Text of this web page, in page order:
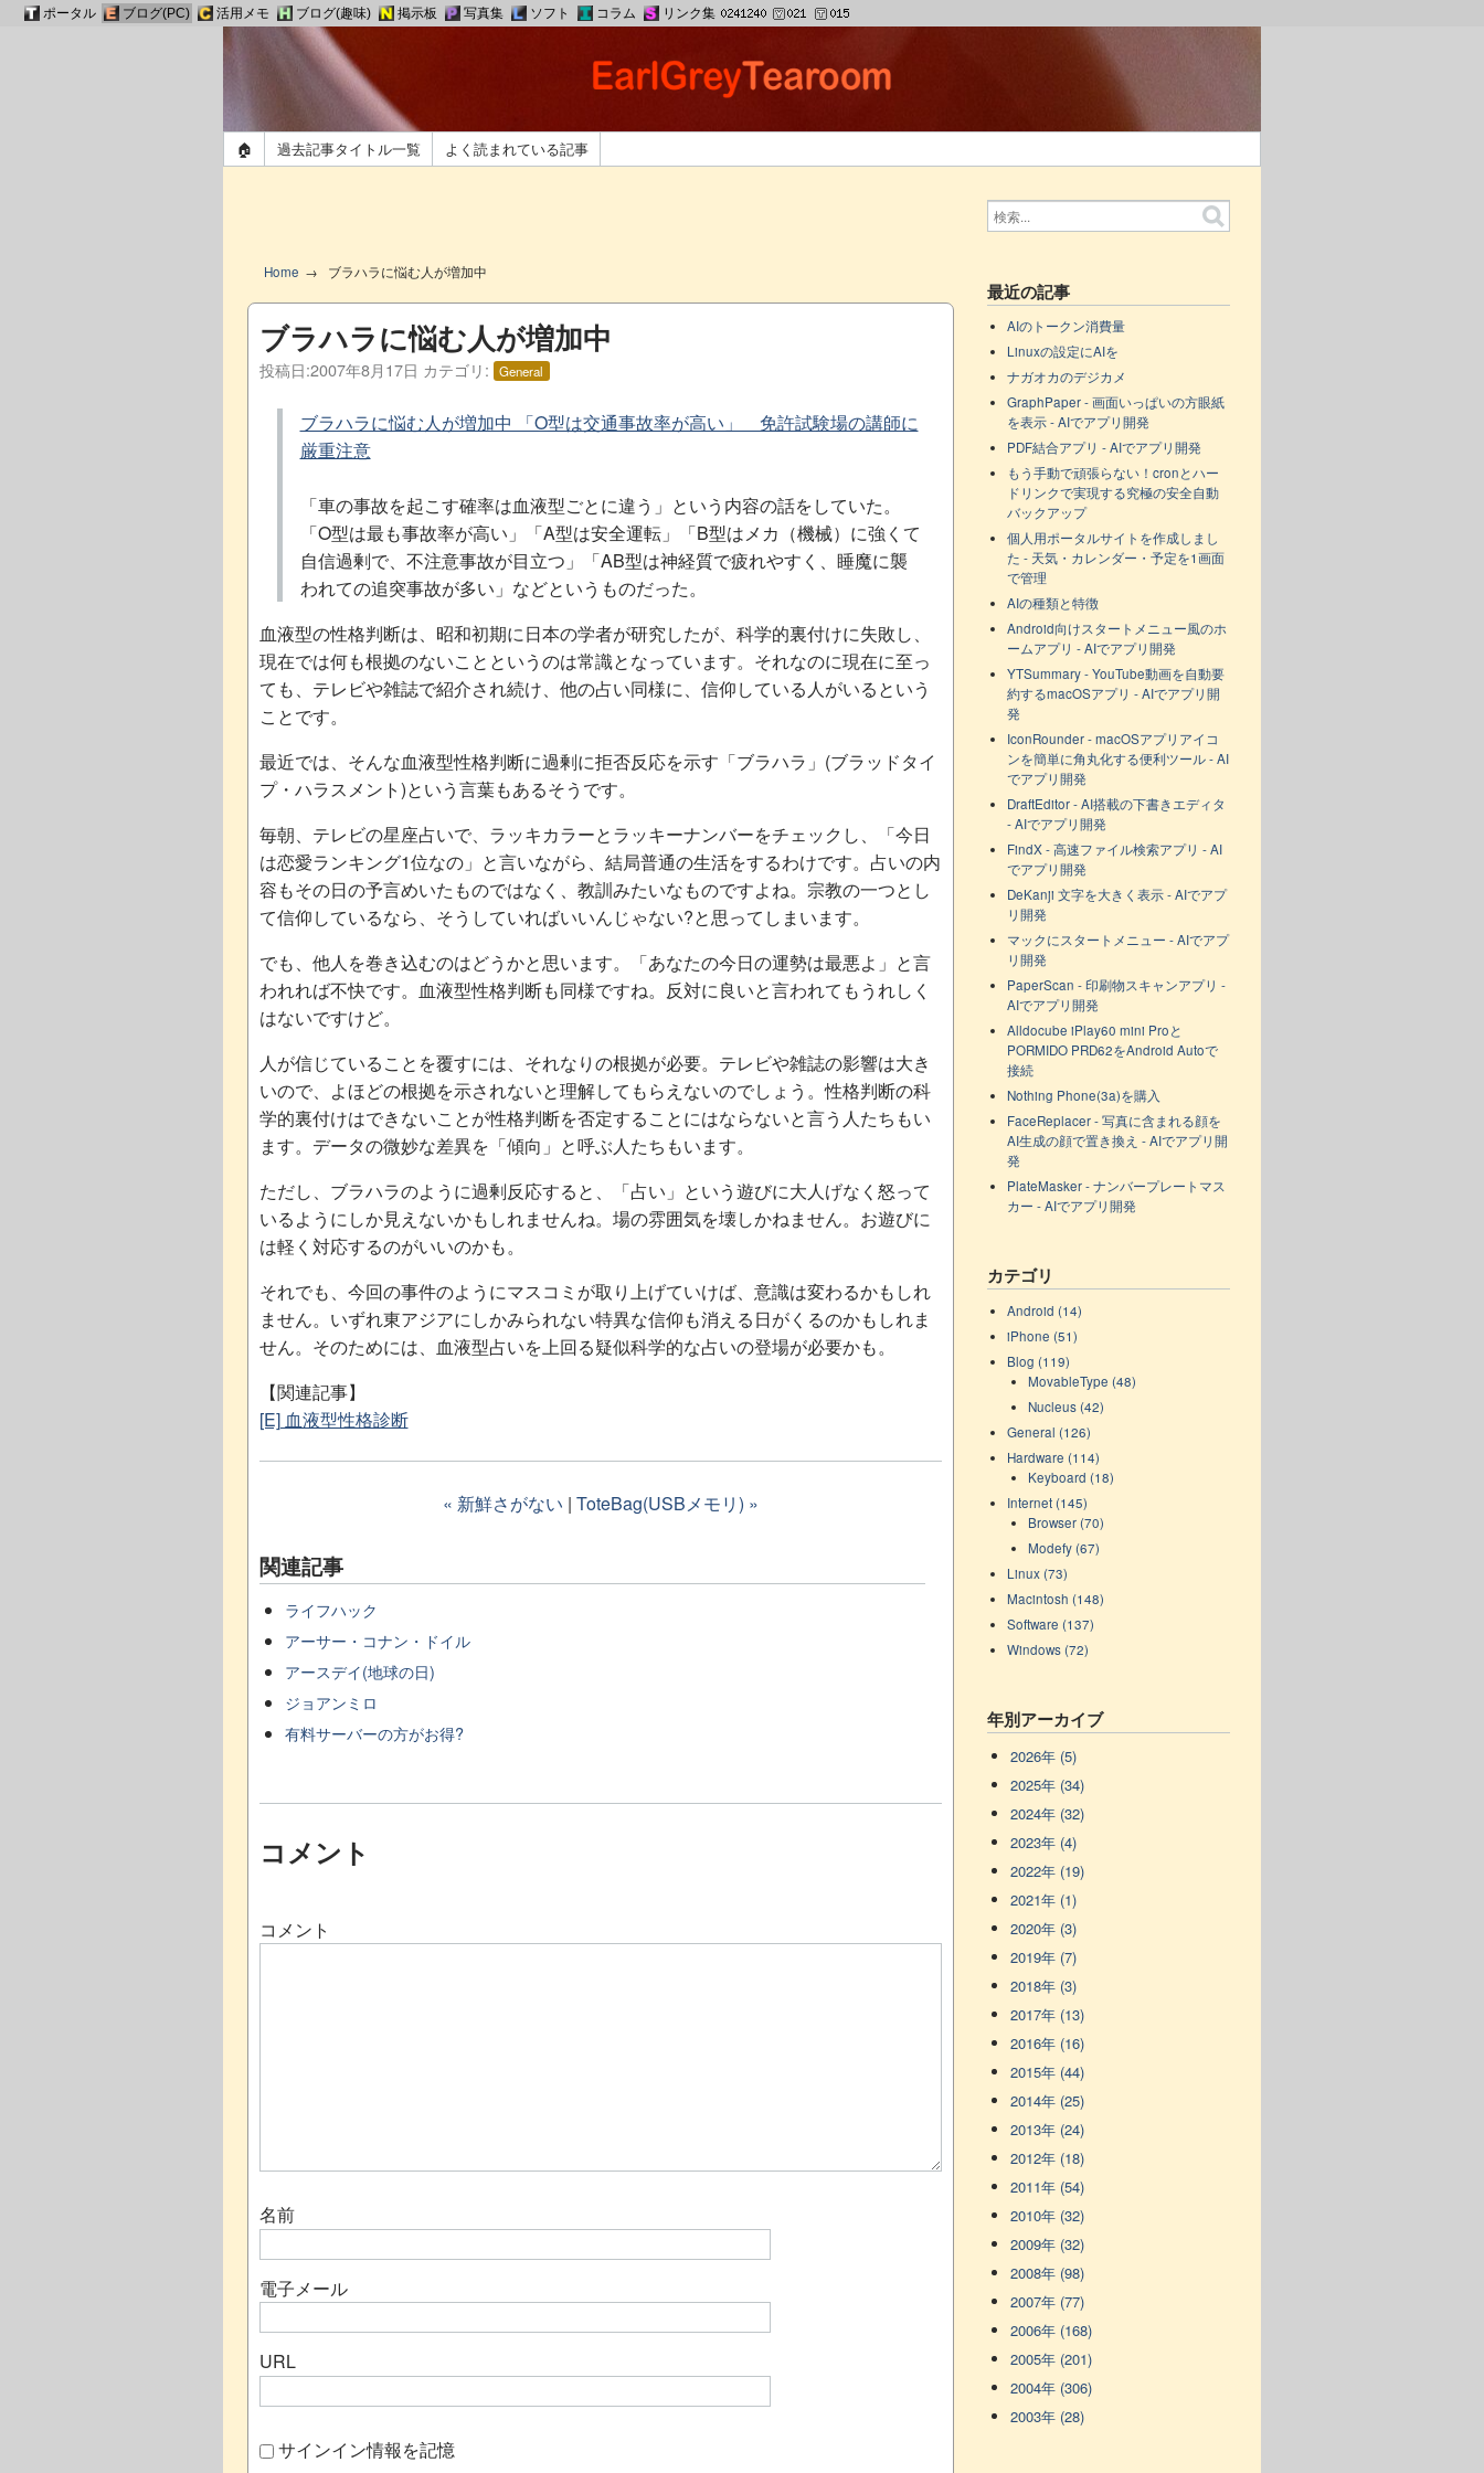
🏠 過去記事タイトル一覧 よく読まれている記事
Home ブラハラに悩む人が増加中
ブラハラに悩む人が増加中
投稿日:2007年8月17日 カテゴリ: General
ブラハラに悩む人が増加中 「O型は交通事故率が高い」 免許試験場の講師に
厳重注意
「車の事故を起こす確率は血液型ごとに違う」という内容の話をしていた。
「O型は最も事故率が高い」「A型は安全運転」「B型はメカ（機械）に強くて
自信過剰で、不注意事故が目立つ」「AB型は神経質で疲れやすく、睡魔に襲
われての追突事故が多い」などというものだった。
血液型の性格判断は、昭和初期に日本の学者が研究したが、科学的裏付けに失敗し、
現在では何も根拠のないことというのは常識となっています。それなのに現在に至っ
ても、テレビや雑誌で紹介され続け、他の占い同様に、信仰している人がいるという
ことです。
最近では、そんな血液型性格判断に過剰に拒否反応を示す「ブラハラ」(ブラッドタイ
プ・ハラスメント)という言葉もあるそうです。
毎朝、テレビの星座占いで、ラッキカラーとラッキーナンバーをチェックし、「今日
は恋愛ランキング1位なの」と言いながら、結局普通の生活をするわけです。占いの内
容もその日の予言めいたものではなく、教訓みたいなものですよね。宗教の一つとし
て信仰しているなら、そうしていればいいんじゃない?と思ってしまいます。
でも、他人を巻き込むのはどうかと思います。「あなたの今日の運勢は最悪よ」と言
われれば不快です。血液型性格判断も同様ですね。反対に良いと言われてもうれしく
はないですけど。
人が信じていることを覆すには、それなりの根拠が必要。テレビや雑誌の影響は大き
いので、よほどの根拠を示されないと理解してもらえないのでしょう。性格判断の科
学的裏付けはできないことが性格判断を否定することにはならないと言う人たちもい
ます。データの微妙な差異を「傾向」と呼ぶ人たちもいます。
ただし、ブラハラのように過剰反応すると、「占い」という遊びに大人げなく怒って
いるようにしか見えないかもしれませんね。場の雰囲気を壊しかねません。お遊びに
は軽く対応するのがいいのかも。
それでも、今回の事件のようにマスコミが取り上げていけば、意識は変わるかもしれ
ません。いずれ東アジアにしかみられない特異な信仰も消える日がくるのかもしれま
せん。そのためには、血液型占いを上回る疑似科学的な占いの登場が必要かも。
【関連記事】
[E] 血液型性格診断
« 新鮮さがない | ToteBag(USBメモリ) »
関連記事
ライフハック
アーサー・コナン・ドイル
アースデイ(地球の日)
ジョアンミロ
有料サーバーの方がお得?
コメント
コメント
名前
電子メール
URL
サインイン情報を記憶
最近の記事
AIのトークン消費量
Linuxの設定にAIを
ナガオカのデジカメ
GraphPaper - 画面いっぱいの方眼紙
を表示 - AIでアプリ開発
PDF結合アプリ - AIでアプリ開発
もう手動で頑張らない！cronとハー
ドリンクで実現する究極の安全自動
バックアップ
個人用ポータルサイトを作成しまし
た - 天気・カレンダー・予定を1画面
で管理
AIの種類と特徴
Android向けスタートメニュー風のホ
ームアプリ - AIでアプリ開発
YTSummary - YouTube動画を自動要
約するmacOSアプリ - AIでアプリ開
発
IconRounder - macOSアプリアイコ
ンを簡単に角丸化する便利ツール - AI
でアプリ開発
DraftEditor - AI搭載の下書きエディタ
- AIでアプリ開発
FindX - 高速ファイル検索アプリ - AI
でアプリ開発
DeKanji 文字を大きく表示 - AIでアプ
リ開発
マックにスタートメニュー - AIでアプ
リ開発
PaperScan - 印刷物スキャンアプリ -
AIでアプリ開発
Alldocube iPlay60 mini Proと
PORMIDO PRD62をAndroid Autoで
接続
Nothing Phone(3a)を購入
FaceReplacer - 写真に含まれる顔を
AI生成の顔で置き換え - AIでアプリ開
発
PlateMasker - ナンバープレートマス
カー - AIでアプリ開発
カテゴリ
Android (14)
iPhone (51)
Blog (119)
MovableType (48)
Nucleus (42)
General (126)
Hardware (114)
Keyboard (18)
Internet (145)
Browser (70)
Modefy (67)
Linux (73)
Macintosh (148)
Software (137)
Windows (72)
年別アーカイブ
2026年 (5)
2025年 (34)
2024年 (32)
2023年 (4)
2022年 (19)
2021年 (1)
2020年 (3)
2019年 (7)
2018年 (3)
2017年 (13)
2016年 (16)
2015年 (44)
2014年 (25)
2013年 (24)
2012年 (18)
2011年 (54)
2010年 (32)
2009年 (32)
2008年 (98)
2007年 (77)
2006年 (168)
2005年 (201)
2004年 (306)
2003年 (28)
ポータル ブログ(PC) 活用メモ ブログ(趣味) 掲示板 写真集 ソフト コラム リンク集